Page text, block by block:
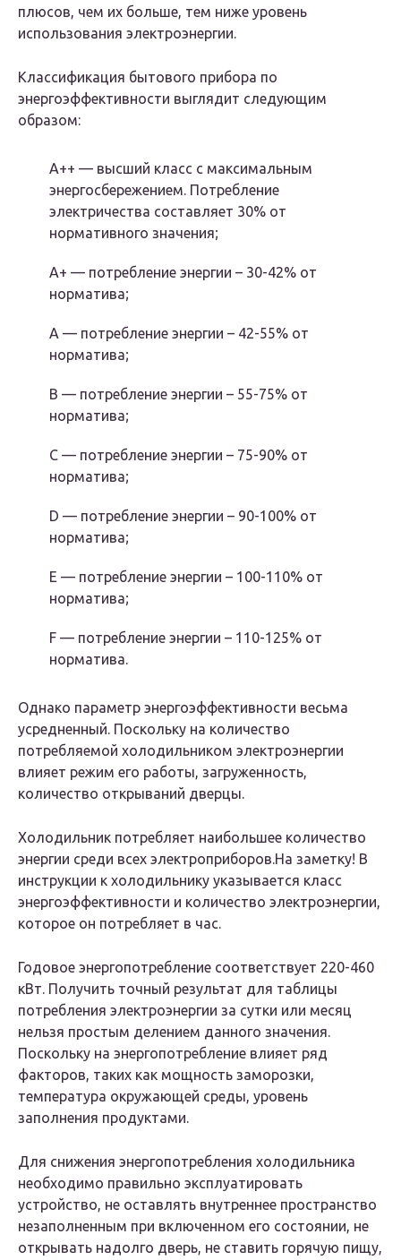
плюсов, чем их больше, тем ниже уровень
использования электроэнергии.
Классификация бытового прибора по
энергоэффективности выглядит следующим
образом:
А++ — высший класс с максимальным
энергосбережением. Потребление
электричества составляет 30% от
нормативного значения;
А+ — потребление энергии – 30-42% от
норматива;
А — потребление энергии – 42-55% от
норматива;
В — потребление энергии – 55-75% от
норматива;
С — потребление энергии – 75-90% от
норматива;
D — потребление энергии – 90-100% от
норматива;
E — потребление энергии – 100-110% от
норматива;
F — потребление энергии – 110-125% от
норматива.
Однако параметр энергоэффективности весьма
усредненный. Поскольку на количество
потребляемой холодильником электроэнергии
влияет режим его работы, загруженность,
количество открываний дверцы.
Холодильник потребляет наибольшее количество
энергии среди всех электроприборов.На заметку! В
инструкции к холодильнику указывается класс
энергоэффективности и количество электроэнергии,
которое он потребляет в час.
Годовое энергопотребление соответствует 220-460
кВт. Получить точный результат для таблицы
потребления электроэнергии за сутки или месяц
нельзя простым делением данного значения.
Поскольку на энергопотребление влияет ряд
факторов, таких как мощность заморозки,
температура окружающей среды, уровень
заполнения продуктами.
Для снижения энергопотребления холодильника
необходимо правильно эксплуатировать
устройство, не оставлять внутреннее пространство
незаполненным при включенном его состоянии, не
открывать надолго дверь, не ставить горячую пищу,